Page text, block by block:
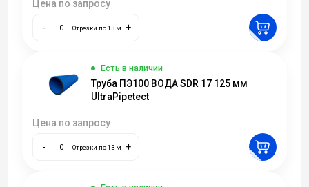
Цена по запросу
- Отрезки по 13 м +
Есть в наличии
Труба ПЭ100 ВОДА SDR 17 125 мм
UltraPipetect
Цена по запросу
- Отрезки по 13 м +